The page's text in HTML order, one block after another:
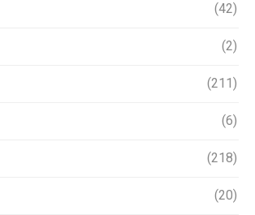
(42)
(2)
(211)
(6)
(218)
(20)